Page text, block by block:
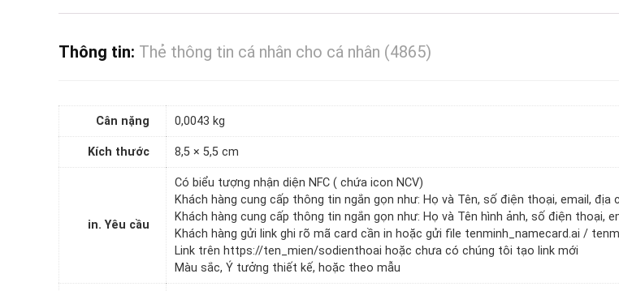
Thông tin: Thẻ thông tin cá nhân cho cá nhân (4865)
Cân nặng 0,0043 kg
Kích thước 8,5 × 5,5 cm
in. Yêu cầu
Có biểu tượng nhận diện NFC ( chứa icon NCV)
Khách hàng cung cấp thông tin ngắn gọn như: Họ và Tên, số điện thoại, email,
Khách hàng cung cấp thông tin ngắn gọn như: Họ và Tên hình ảnh, số điện thoại,
Khách hàng gửi link ghi rõ mã card cần in hoặc gửi file tenminh_namecard.ai /
Link trên https://ten_mien/sodienthoai hoặc chưa có chúng tôi tạo link mới
Màu sắc, Ý tưởng thiết kế, hoặc theo mẫu